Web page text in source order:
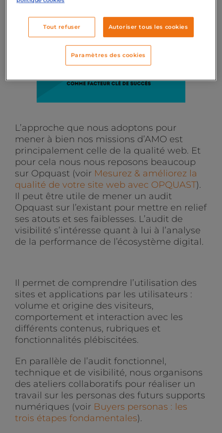
L’approche que nous adoptons pour
mener à bien nos missions d’AMO est
principalement celle de la qualité web. Et
pour cela nous nous reposons beaucoup
sur Opquast (voir Mesurez & améliorez la
qualité de votre site web avec OPQUAST).
Il peut être utile de mener un audit
Opquast sur l’existant pour mettre en relief
ses atouts et ses faiblesses. L’audit de
visibilité s’intéresse quant à lui à l’analyse
de la performance de l’écosystème digital.
Il permet de comprendre l’utilisation des
sites et applications par les utilisateurs :
volume et origine des visiteurs,
comportement et interaction avec les
différents contenus, rubriques et
fonctionnalités plébiscitées.
En parallèle de l’audit fonctionnel,
technique et de visibilité, nous organisons
des ateliers collaboratifs pour réaliser un
travail sur les personas des futurs supports
numériques (voir Buyers personas : les
trois étapes fondamentales).
Tout refuser Autoriser tous les cookies
Paramètres des cookies